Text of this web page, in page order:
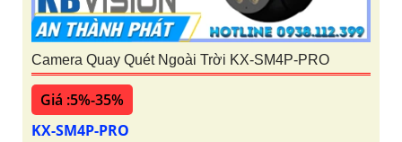
Camera Quay Quét Ngoài Trời KX-SM4P-PRO
Giá :5%-35%
KX-SM4P-PRO